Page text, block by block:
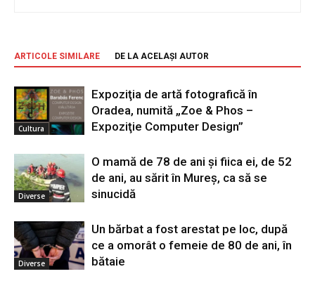
ARTICOLE SIMILARE DE LA ACELAȘI AUTOR
Cultura
Expoziţia de artă fotografică în
Oradea, numită „Zoe & Phos –
Expoziţie Computer Design”
Diverse
O mamă de 78 de ani și fiica ei, de 52
de ani, au sărit în Mureș, ca să se
sinucidă
Diverse
Un bărbat a fost arestat pe loc, după
ce a omorât o femeie de 80 de ani, în
bătaie